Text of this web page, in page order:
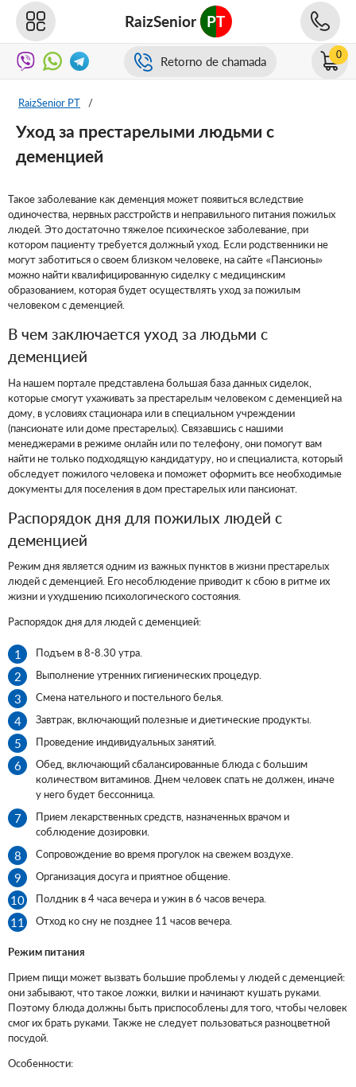
RaizSenior PT
Retorno de chamada 0
RaizSenior PT /
Уход за престарелыми людьми с
деменцией
Такое заболевание как деменция может появиться вследствие
одиночества, нервных расстройств и неправильного питания пожилых
людей. Это достаточно тяжелое психическое заболевание, при
котором пациенту требуется должный уход. Если родственники не
могут заботиться о своем близком человеке, на сайте «Пансионы»
можно найти квалифицированную сиделку с медицинским
образованием, которая будет осуществлять уход за пожилым
человеком с деменцией.
В чем заключается уход за людьми с
деменцией
На нашем портале представлена большая база данных сиделок,
которые смогут ухаживать за престарелым человеком с деменцией на
дому, в условиях стационара или в специальном учреждении
(пансионате или доме престарелых). Связавшись с нашими
менеджерами в режиме онлайн или по телефону, они помогут вам
найти не только подходящую кандидатуру, но и специалиста, который
обследует пожилого человека и поможет оформить все необходимые
документы для поселения в дом престарелых или пансионат.
Распорядок дня для пожилых людей с
деменцией
Режим дня является одним из важных пунктов в жизни престарелых
людей с деменцией. Его несоблюдение приводит к сбою в ритме их
жизни и ухудшению психологического состояния.
Распорядок дня для людей с деменцией:
Подъем в 8-8.30 утра.
Выполнение утренних гигиенических процедур.
Смена нательного и постельного белья.
Завтрак, включающий полезные и диетические продукты.
Проведение индивидуальных занятий.
Обед, включающий сбалансированные блюда с большим
количеством витаминов. Днем человек спать не должен, иначе
у него будет бессонница.
Прием лекарственных средств, назначенных врачом и
соблюдение дозировки.
Сопровождение во время прогулок на свежем воздухе.
Организация досуга и приятное общение.
Полдник в 4 часа вечера и ужин в 6 часов вечера.
Отход ко сну не позднее 11 часов вечера.
Режим питания
Прием пищи может вызвать большие проблемы у людей с деменцией:
они забывают, что такое ложки, вилки и начинают кушать руками.
Поэтому блюда должны быть приспособлены для того, чтобы человек
смог их брать руками. Также не следует пользоваться разноцветной
посудой.
Особенности: